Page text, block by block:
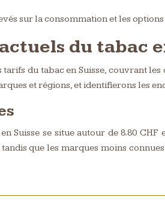
sur la consommation et les
du tabac
du tabac en Suisse, couvrant
et régions, et identifierons les
Suisse se situe autour de 8.80
que les marques moins